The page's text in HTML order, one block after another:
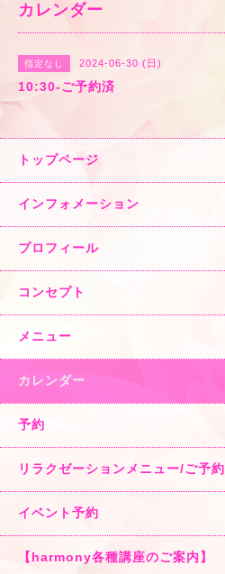
カレンダー
指定なし 2024-06-30 (日)
10:30-ご予約済
トップページ
インフォメーション
プロフィール
コンセプト
メニュー
カレンダー
予約
リラクゼーションメニュー/ご予約
イベント予約
【harmony各種講座のご案内】